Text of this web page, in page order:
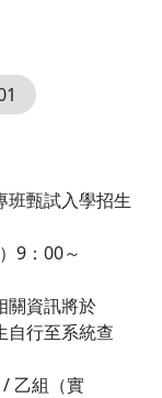
班甄試入學招生
9：00～
關資訊將於
自行至系統查
/ 乙組（實